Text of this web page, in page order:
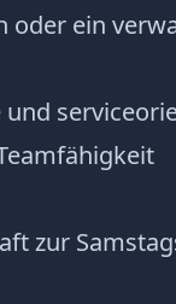
ein
zur